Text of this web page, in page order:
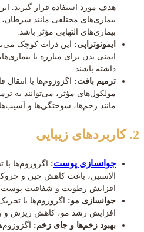
هدف مورد استفاده قرار گیرند.
بیماری‌های مختلفی مانند سرطان،
بیماری‌های التهابی مؤثر باشد.
ایمونوتراپی: این ذرات کوچک
ایمنی بدن برای مبارزه با
داشته باشند.
ترمیم بافت: اگزوزوم‌ها با
مولکول‌های مؤثر، می‌توانند به
مانند زخم‌ها، سوختگی‌ها و
2. کاربردهای زیبایی
جوانسازی پوست: اگزوزوم‌ها با
الاستین، باعث کاهش چین و
افزایش رطوبت و شفافیت پوست
جوانسازی مو: اگزوزوم‌ها با
افزایش رشد مو، کاهش ریزش و
بهبود زخم‌ها و جای زخم: